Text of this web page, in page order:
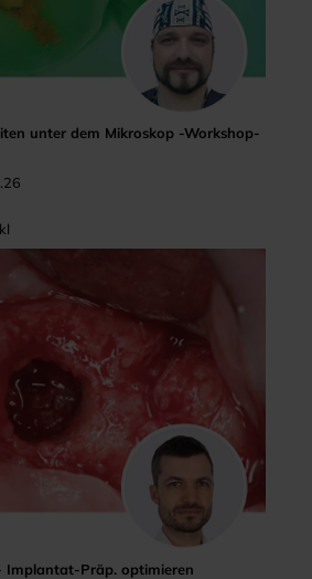
unter dem Mikroskop -Workshop-
Implantat-Präp. optimieren